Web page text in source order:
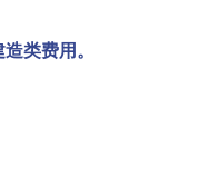
类费用。